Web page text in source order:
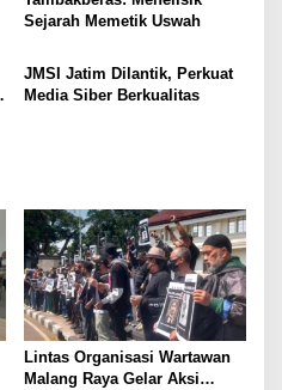
Sejarah Memetik Uswah
JMSI Jatim Dilantik, Perkuat
Media Siber Berkualitas
Lintas Organisasi Wartawan
Malang Raya Gelar Aksi